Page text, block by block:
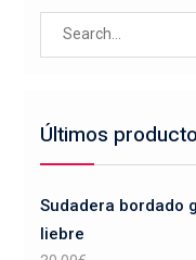
Search
Últimos
Sudadera bordado
liebre